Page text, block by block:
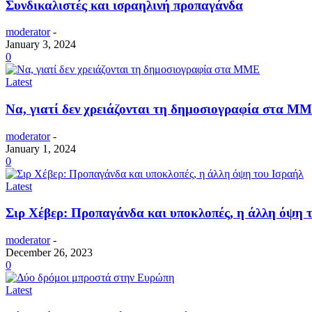
Συνδικαλιστές και ισραηλινή προπαγάνδα
moderator -
January 3, 2024
0
Latest
Να, γιατί δεν χρειάζονται τη δημοσιογραφία στα
moderator -
January 1, 2024
0
Latest
Σιρ Χέβερ: Προπαγάνδα και υποκλοπές, η άλλη όψη
moderator -
December 26, 2023
0
Latest